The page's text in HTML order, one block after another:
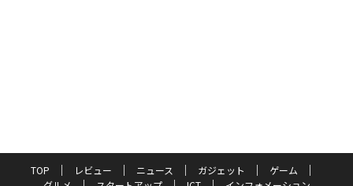
TOP レビュー ニュース ガジェット
ゲーム